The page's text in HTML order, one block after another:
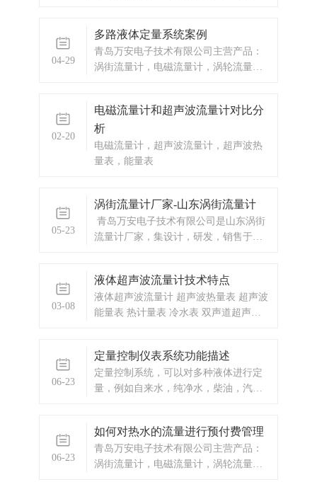
等。 电磁流量计的优点 1、电
磁流量计是—种体积流量测量仪表，在
测量过程中，它不受被测介质的
04-29
多路液体定量系统案例
青岛万安电子技术有限公司主营产品：
涡街流量计，电磁流量计，涡轮流量
等，以及承接电气自动化项目。
02-20
电磁流量计和超声波流量计对比分
析
电磁流量计，超声波流量计，超声波热
量表，能量表
05-23
涡街流量计厂家-山东涡街流量计
青岛万安电子技术有限公司是山东涡街
流量计厂家，集设计，研发，销售于一
与国内多个企业建立了长期的合作关
系。1、山东涡街流量计厂家产品：插入
式涡街流量计公称通径：DN150-DN3000
20mA/RS485显示方式：中文显示或者英
文显示精度：2.5级防护等级：IP65
IP68（需要定制）测量介质：液体，气
质温度：-150°-350°压力：0.3Mpa-
2.5Mpa补偿方式：不补偿/温压补...
03-08
液体超声波流量计技术特点
液体超声波流量计 超声波热量表 超声波
能量表 热计量表 冷水表 双声道超声波
06-23
定量控制仪表系统功能描述
定量控制系统，可以对多种液体进行定
量，例如自来水，纯净水，柴油，汽
磁阀（二选一，或者泵和阀都有），定
量控制系统/定量控制箱，流量传感器
（可以是脉冲信号电流信号）。
06-23
如何对热水的流量进行预付费管理
青岛万安电子技术有限公司主营产品：
涡街流量计，电磁流量计，涡轮流量